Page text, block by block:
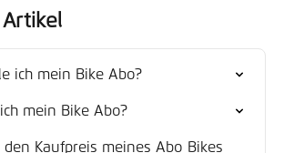
ich mein Bike Abo?
mein Bike Abo?
den Kaufpreis meines Abo Bikes